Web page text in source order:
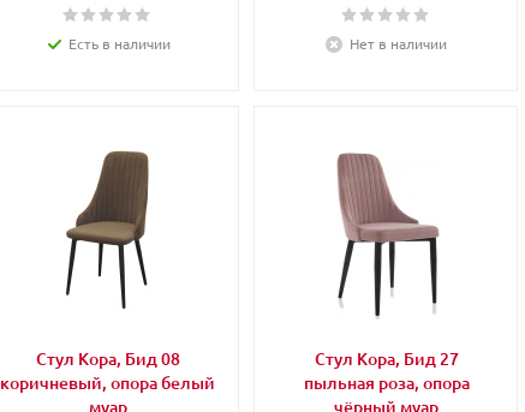
Есть в наличии Нет в наличии
Стул Кора, Бид 08
коричневый, опора белый
муар
Стул Кора, Бид 27
пыльная роза, опора
чёрный муар